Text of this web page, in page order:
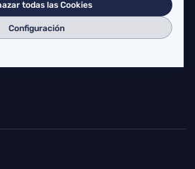
Cantabria en las redes sociales.
todas las Cookies
Configuración